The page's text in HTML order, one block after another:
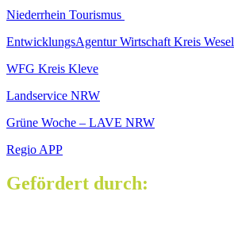
Niederrhein Tourismus
EntwicklungsAgentur Wirtschaft Kreis Wesel
WFG Kreis Kleve
Landservice NRW
Grüne Woche – LAVE NRW
Regio APP
Gefördert durch: